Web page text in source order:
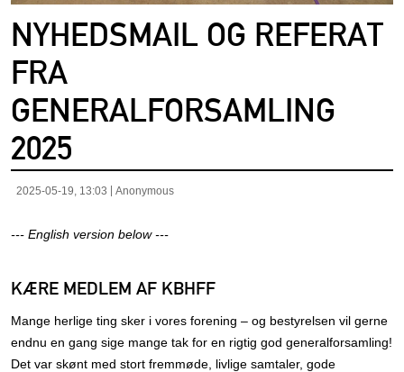
NYHEDSMAIL OG REFERAT
FRA
GENERALFORSAMLING
2025
2025-05-19, 13:03 Anonymous
--- English version below ---
KÆRE MEDLEM AF KBHFF
Mange herlige ting sker i vores forening – og bestyrelsen vil gerne
endnu en gang sige mange tak for en rigtig god generalforsamling!
Det var skønt med stort fremmøde, livlige samtaler, gode